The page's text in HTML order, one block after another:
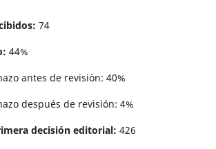
74
44%
antes de revisi´on: 40%
después de revisión: 4%
decisión editorial: 426